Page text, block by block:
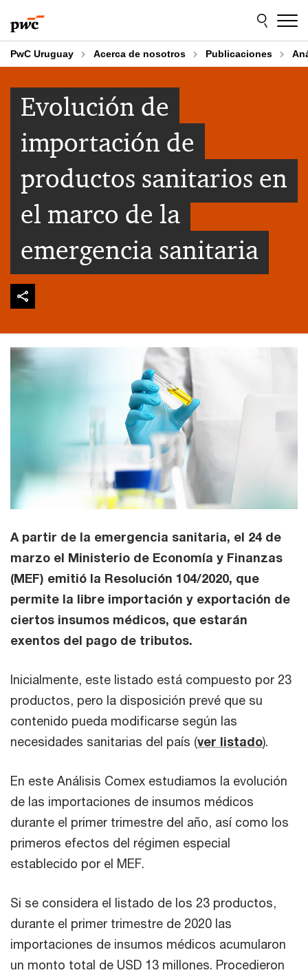
to
content
to
footer
PwC Uruguay Acerca de nosotros Publicaciones
Evolución de
importación de
productos sanitarios en
el marco de la
emergencia sanitaria
A partir de la emergencia sanitaria, el 24 de
marzo el Ministerio de Economía y Finanzas
(MEF) emitió la Resolución 104/2020, que
permite la libre importación y exportación de
ciertos insumos médicos, que estarán
exentos del pago de tributos.
Inicialmente, este listado está compuesto por 23
productos, pero la disposición prevé que su
contenido pueda modificarse según las
necesidades sanitarias del país (ver listado).
En este Análisis Comex estudiamos la evolución
de las importaciones de insumos médicos
durante el primer trimestre del año, así como los
primeros efectos del régimen especial
establecido por el MEF.
Si se considera el listado de los 23 productos,
durante el primer trimestre de 2020 las
importaciones de insumos médicos acumularon
un monto total de USD 13 millones. Procedieron